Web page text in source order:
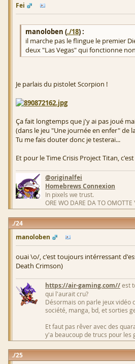
Fei
manoloben (./18) :
il marche pas le flingue le premier
deux "Las Vegas" qui fonctionne
Je parlais du pistolet Scorpion !
Ça fait longtemps que j'y ai pas joué
(dans le jeu "Une journée en enfer" de
Tu me fais douter donc je testerai...
Et pour le Time Crisis Project Titan,
@originalfei
Homebrews Connexion
In pixels we trust.
ORE WO DARE DA TO OMOTTE
24
manoloben
ouai \o/, c'est toujours intérressant
Death Crimson)
https://air-gaming.com//est
qui l'aurait cru?
Désormais on parle jeux vidéo
société, manga, bd, et sorties
Et faut pas rêver avec des
y'a beaucoup de trucs pour les
25